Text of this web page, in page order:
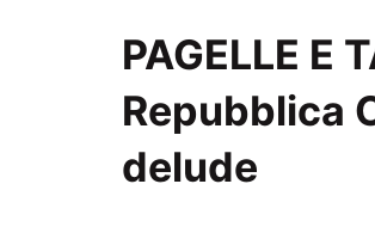
PAGELLE E
Repubblica
delude